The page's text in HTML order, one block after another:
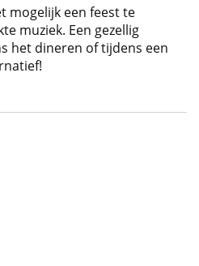
mogelijk een feest te
muziek. Een gezellig
het dineren of tijdens een